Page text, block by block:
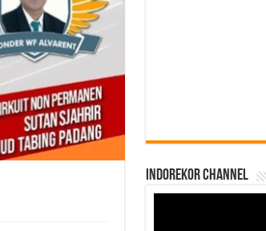
INDOREKOR CHANNEL